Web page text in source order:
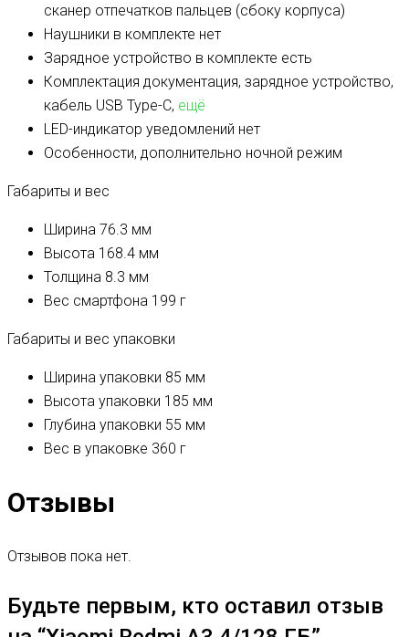
сканер отпечатков пальцев (сбоку корпуса)
Наушники в комплекте нет
Зарядное устройство в комплекте есть
Комплектация документация, зарядное устройство,
кабель USB Type-C, ещё
LED-индикатор уведомлений нет
Особенности, дополнительно ночной режим
Габариты и вес
Ширина 76.3 мм
Высота 168.4 мм
Толщина 8.3 мм
Вес смартфона 199 г
Габариты и вес упаковки
Ширина упаковки 85 мм
Высота упаковки 185 мм
Глубина упаковки 55 мм
Вес в упаковке 360 г
Отзывы
Отзывов пока нет.
Будьте первым, кто оставил отзыв